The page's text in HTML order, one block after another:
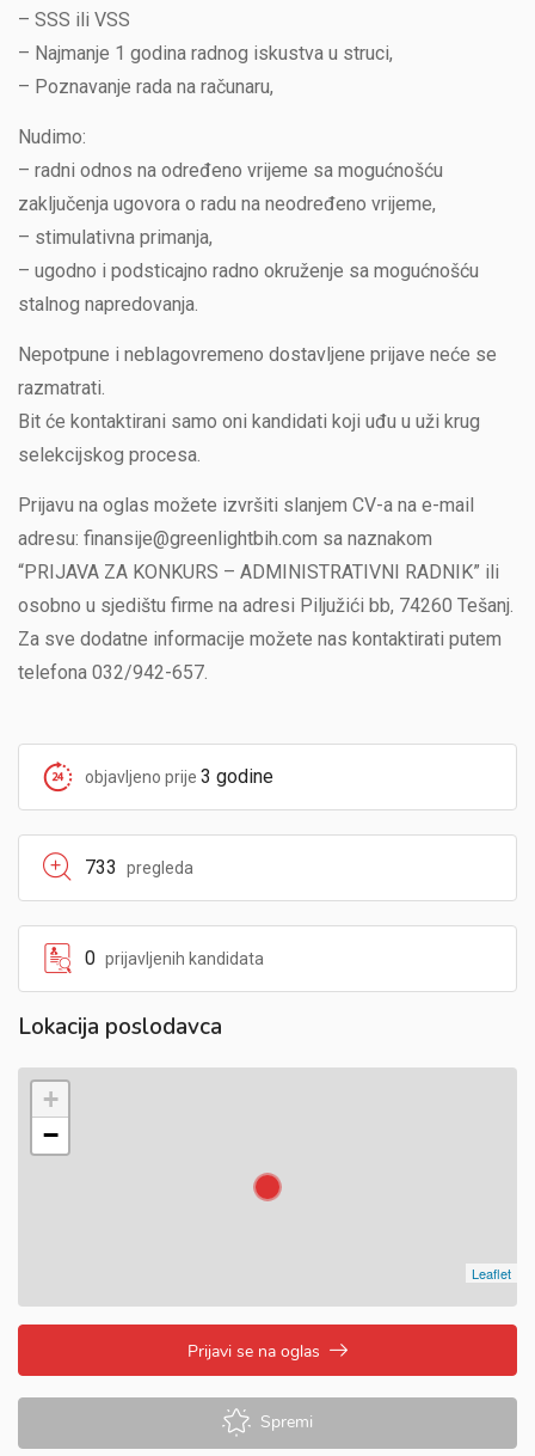
– SSS ili VSS
– Najmanje 1 godina radnog iskustva u struci,
– Poznavanje rada na računaru,
Nudimo:
– radni odnos na određeno vrijeme sa mogućnošću
zaključenja ugovora o radu na neodređeno vrijeme,
– stimulativna primanja,
– ugodno i podsticajno radno okruženje sa mogućnošću
stalnog napredovanja.
Nepotpune i neblagovremeno dostavljene prijave neće se
razmatrati.
Bit će kontaktirani samo oni kandidati koji uđu u uži krug
selekcijskog procesa.
Prijavu na oglas možete izvršiti slanjem CV-a na e-mail
adresu: finansije@greenlightbih.com sa naznakom
“PRIJAVA ZA KONKURS – ADMINISTRATIVNI RADNIK” ili
osobno u sjedištu firme na adresi Piljužići bb, 74260 Tešanj.
Za sve dodatne informacije možete nas kontaktirati putem
telefona 032/942-657.
objavljeno prije 3 godine
733 pregleda
0 prijavljenih kandidata
Lokacija poslodavca
+
−
Leaflet
Prijavi se na oglas
Spremi